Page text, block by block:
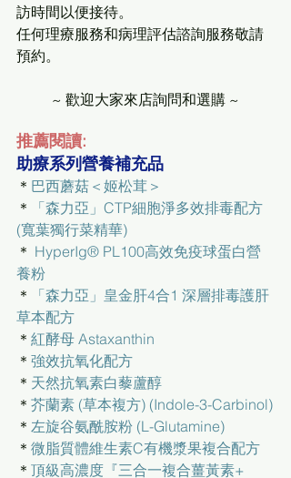
訪時間以便接待。
任何理療服務和病理評估諮詢服務敬請
預約。
~ 歡迎大家來店詢問和選購 ~
推薦閱讀:
助療系列營養補充品
＊ 巴西蘑菇＜姬松茸＞
＊
「森力亞」CTP細胞淨多效排毒配方
(寬葉獨行菜精華)
＊ HyperIg® PL100高效免疫球蛋白營
養粉
＊
「森力亞」皇金肝4合1 深層排毒護肝
草本配方
＊ 紅酵母 Astaxanthin
＊ 強效抗氧化配方
＊ 天然抗氧素白藜蘆醇
＊ 芥蘭素 (草本複方) (Indole-3-Carbinol)
＊ 左旋谷氨酰胺粉 (L-Glutamine)
＊ 微脂質體維生素C有機漿果複合配方
＊ 頂級高濃度『三合一複合薑黃素+